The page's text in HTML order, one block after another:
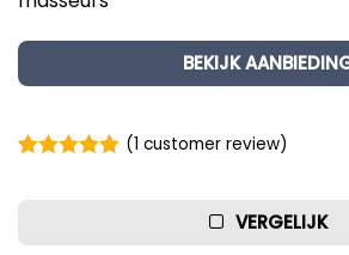
BEKIJK
(1 customer review)
VERGELIJK
Onze favorieten